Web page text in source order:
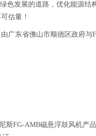
色发展的道路，优化能源
估量！
东省佛山市顺德区政府与
FG-AMB磁悬浮鼓风机产